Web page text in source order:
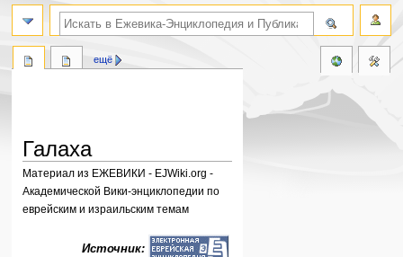
Галаха
Материал из ЕЖЕВИКИ - EJWiki.org -
Академической Вики-энциклопедии по
еврейским и израильским темам
Источник:
ещё
поиск по словам